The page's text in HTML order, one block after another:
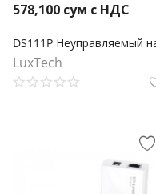
578,100 сум с НДС
LuxTech